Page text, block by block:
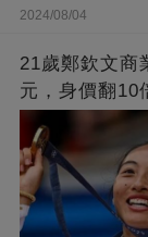
2024/08/04
21歲鄭欽文商
元，身價翻10